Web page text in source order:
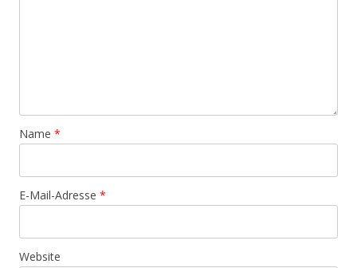
Name *
E-Mail-Adresse *
Website